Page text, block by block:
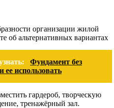
организации жилой
об альтернативных вариантах
Фундамент без
ее использовать
гардероб, творческую
тренажёрный зал.